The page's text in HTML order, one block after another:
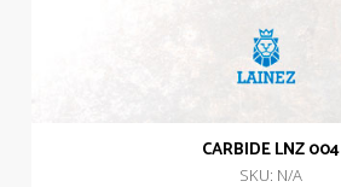
CARBIDE LNZ 004
SKU: N/A